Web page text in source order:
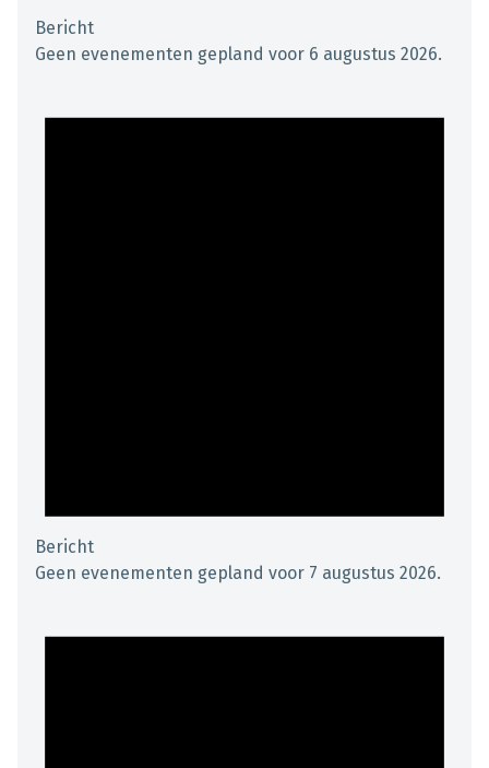
Bericht
Geen evenementen gepland voor 6 augustus 2026.
Bericht
Geen evenementen gepland voor 7 augustus 2026.